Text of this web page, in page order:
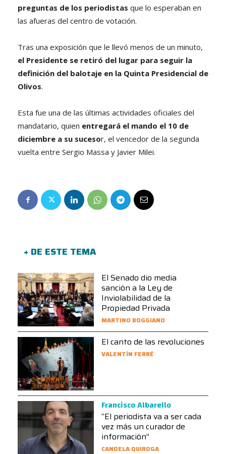
preguntas de los periodistas que lo esperaban en
las afueras del centro de votación.
Tras una exposición que le llevó menos de un minuto,
el Presidente se retiró del lugar para seguir la
definición del balotaje en la Quinta Presidencial de
Olivos.
Esta fue una de las últimas actividades oficiales del
mandatario, quien entregará el mando el 10 de
diciembre a su sucesor, el vencedor de la segunda
vuelta entre Sergio Massa y Javier Milei.
+ DE ESTE TEMA
El Senado dio media
sanción a la Ley de
Inviolabilidad de la
Propiedad Privada
MARTINO BOGGIANO
El canto de las revoluciones
VALENTÍN FERRÉ
Francisco Albarello
“El periodista va a ser cada
vez más un curador de
información”
CANDELA QUIROGA